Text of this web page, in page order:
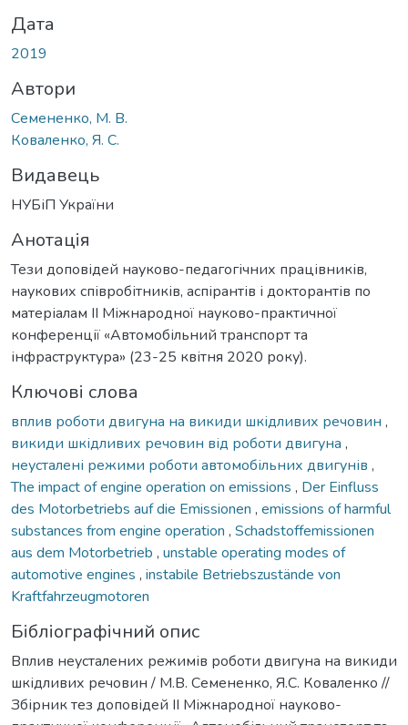
Дата
2019
Автори
Семененко, М. В.
Коваленко, Я. С.
Видавець
НУБіП України
Анотація
Тези доповідей науково-педагогічних працівників,
наукових співробітників, аспірантів і докторантів по
матеріалам ІІ Міжнародної науково-практичної
конференції «Автомобільний транспорт та
інфраструктура» (23-25 квітня 2020 року).
Ключові слова
вплив роботи двигуна на викиди шкідливих речовин ,
викиди шкідливих речовин від роботи двигуна ,
неусталені режими роботи автомобільних двигунів ,
The impact of engine operation on emissions , Der Einfluss
des Motorbetriebs auf die Emissionen , emissions of harmful
substances from engine operation , Schadstoffemissionen
aus dem Motorbetrieb , unstable operating modes of
automotive engines , instabile Betriebszustände von
Kraftfahrzeugmotoren
Бібліографічний опис
Вплив неусталених режимів роботи двигуна на викиди
шкідливих речовин / М.В. Семененко, Я.С. Коваленко //
Збірник тез доповідей ІІ Міжнародної науково-